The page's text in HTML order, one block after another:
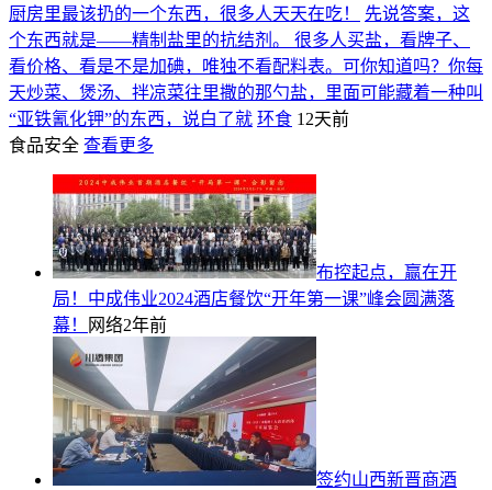
厨房里最该扔的一个东西，很多人天天在吃！
先说答案，这
个东西就是——精制盐里的抗结剂。 很多人买盐，看牌子、
看价格、看是不是加碘，唯独不看配料表。可你知道吗？你每
天炒菜、煲汤、拌凉菜往里撒的那勺盐，里面可能藏着一种叫
“亚铁氰化钾”的东西，说白了就 环食 12天前
食品安全 查看更多
布控起点，赢在开
局！中成伟业2024酒店餐饮“开年第一课”峰会圆满落
幕！
网络2年前
签约山西新晋商酒